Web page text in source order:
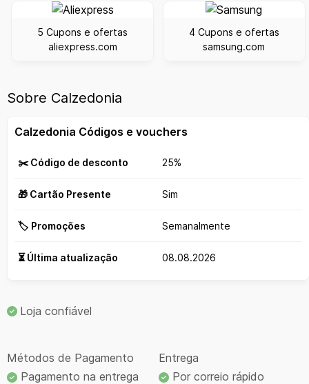
5 Cupons e ofertas
aliexpress.com
4 Cupons e ofertas
samsung.com
Sobre Calzedonia
Calzedonia Códigos e vouchers
✂️ Código de desconto 25%
🎁 Cartão Presente Sim
🏷️ Promoções Semanalmente
⏳ Última atualização 08.08.2026
Loja confiável
Métodos de Pagamento
Pagamento na entrega
Entrega
Por correio rápido